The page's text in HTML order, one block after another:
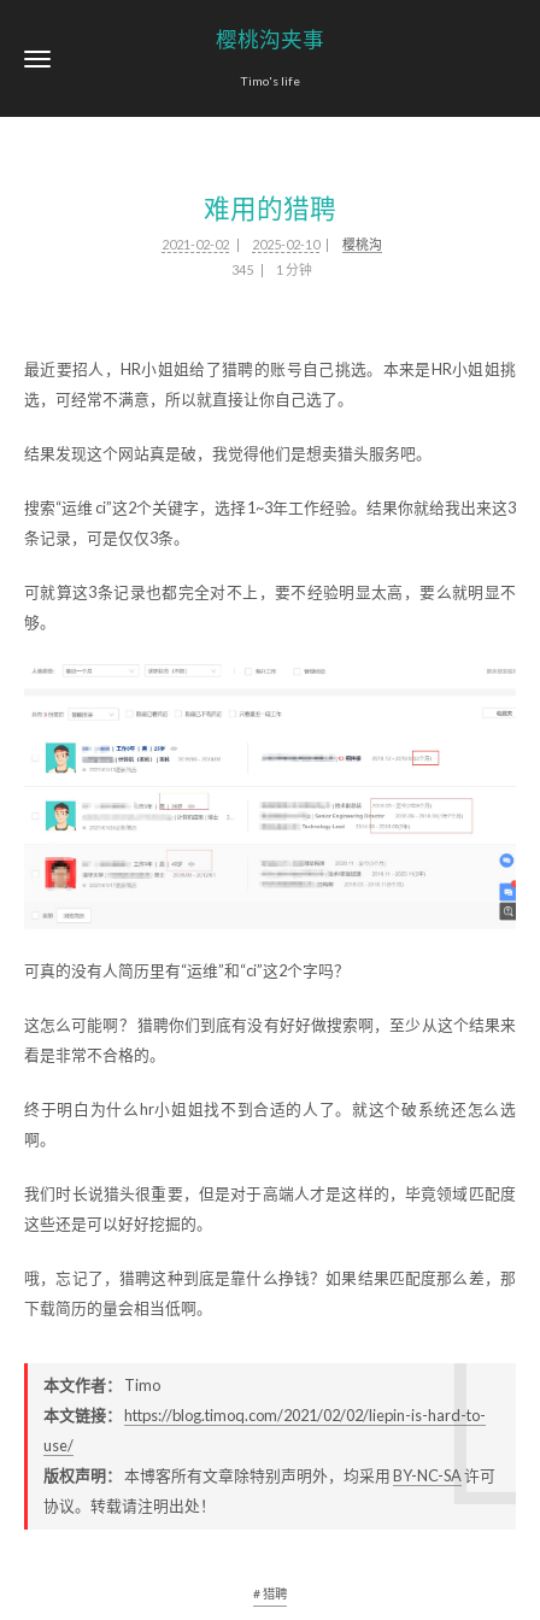
樱桃沟夹事
Timo's life
难用的猎聘
2021-02-02 2025-02-10
樱桃沟
345
1 分钟
最近要招人，HR小姐姐给了猎聘的账号自己挑选。本来是HR小姐姐挑
选，可经常不满意，所以就直接让你自己选了。
结果发现这个网站真是破，我觉得他们是想卖猎头服务吧。
搜索“运维 ci”这2个关键字，选择1~3年工作经验。结果你就给我出来这3
条记录，可是仅仅3条。
可就算这3条记录也都完全对不上，要不经验明显太高，要么就明显不
够。
可真的没有人简历里有“运维”和“ci”这2个字吗？
这怎么可能啊？ 猎聘你们到底有没有好好做搜索啊，至少从这个结果来
看是非常不合格的。
终于明白为什么hr小姐姐找不到合适的人了。就这个破系统还怎么选
啊。
我们时长说猎头很重要，但是对于高端人才是这样的，毕竟领域匹配度
这些还是可以好好挖掘的。
哦，忘记了，猎聘这种到底是靠什么挣钱？如果结果匹配度那么差，那
下载简历的量会相当低啊。
本文作者： Timo
本文链接：
https://blog.timoq.com/2021/02/02/liepin-is-hard-to-
use/
版权声明： 本博客所有文章除特别声明外，均采用BY-NC-SA许可
协议。转载请注明出处！
# 猎聘